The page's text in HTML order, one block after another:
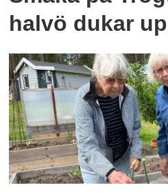
halvö dukar